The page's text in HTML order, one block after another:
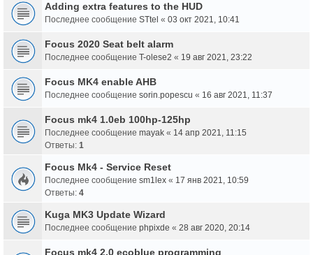
Adding extra features to the HUD
Последнее сообщение STtel « 03 окт 2021, 10:41
Focus 2020 Seat belt alarm
Последнее сообщение T-olese2 « 19 авг 2021, 23:22
Focus MK4 enable AHB
Последнее сообщение sorin.popescu « 16 авг 2021, 11:37
Focus mk4 1.0eb 100hp-125hp
Последнее сообщение mayak « 14 апр 2021, 11:15
Ответы: 1
Focus Mk4 - Service Reset
Последнее сообщение sm1lex « 17 янв 2021, 10:59
Ответы: 4
Kuga MK3 Update Wizard
Последнее сообщение phpixde « 28 авг 2020, 20:14
Focus mk4 2.0 ecoblue programming